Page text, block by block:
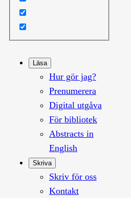
Läsa
Hur gör jag?
Prenumerera
Digital utgåva
För bibliotek
Abstracts in
English
Skriva
Skriv för oss
Kontakt